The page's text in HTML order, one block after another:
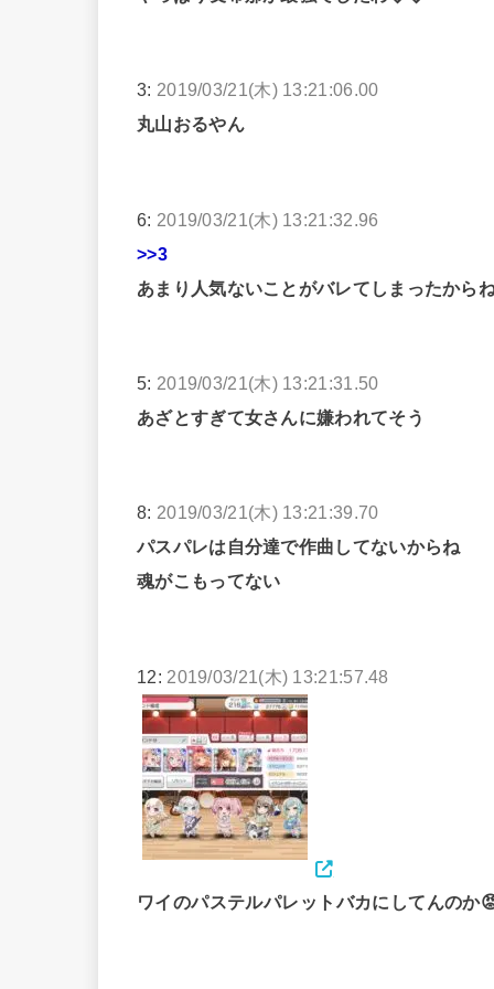
3: 2019/03/21(木) 13:21:06.00
丸山おるやん
6: 2019/03/21(木) 13:21:32.96
>>3
あまり人気ないことがバレてしまったか
5: 2019/03/21(木) 13:21:31.50
あざとすぎて女さんに嫌われてそう
8: 2019/03/21(木) 13:21:39.70
パスパレは自分達で作曲してないからね
魂がこもってない
12: 2019/03/21(木) 13:21:57.48
ワイのパステルパレットバカにしてんのか